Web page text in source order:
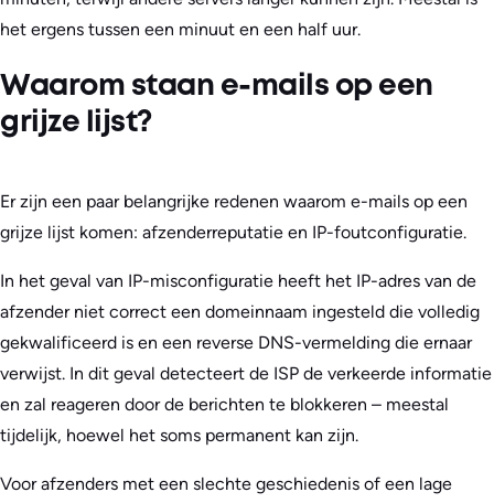
het ergens tussen een minuut en een half uur.
Waarom staan e-mails op een
grijze lijst?
Er zijn een paar belangrijke redenen waarom e-mails op een
grijze lijst komen: afzenderreputatie en IP-foutconfiguratie.
In het geval van IP-misconfiguratie heeft het IP-adres van de
afzender niet correct een domeinnaam ingesteld die volledig
gekwalificeerd is en een reverse DNS-vermelding die ernaar
verwijst. In dit geval detecteert de ISP de verkeerde informatie
en zal reageren door de berichten te blokkeren – meestal
tijdelijk, hoewel het soms permanent kan zijn.
Voor afzenders met een slechte geschiedenis of een lage